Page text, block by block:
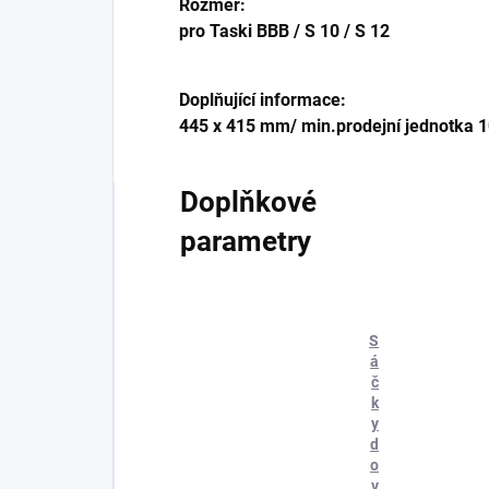
Rozměr:
pro Taski BBB / S 10 / S 12
Doplňující informace:
445 x 415 mm/ min.prodejní jednotka
Doplňkové
parametry
S
á
č
k
y
d
o